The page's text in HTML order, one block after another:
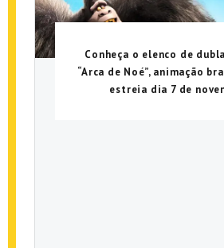
Conheça o elenco de
“Arca de Noé”, animação
estreia dia 7 de